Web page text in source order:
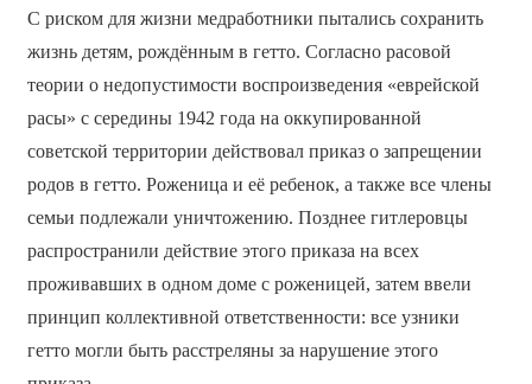
С риском для жизни медработники пытались сохранить
жизнь детям, рождённым в гетто. Согласно расовой
теории о недопустимости воспроизведения «еврейской
расы» с середины 1942 года на оккупированной
советской территории действовал приказ о запрещении
родов в гетто. Роженица и её ребенок, а также все члены
семьи подлежали уничтожению. Позднее гитлеровцы
распространили действие этого приказа на всех
проживавших в одном доме с роженицей, затем ввели
принцип коллективной ответственности: все узники
гетто могли быть расстреляны за нарушение этого